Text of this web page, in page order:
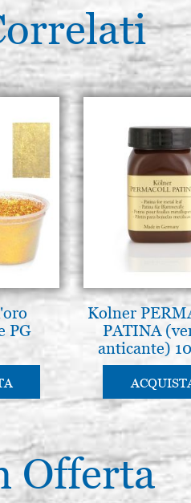
PG
Kolner
PATINA
anticante)
Offerta